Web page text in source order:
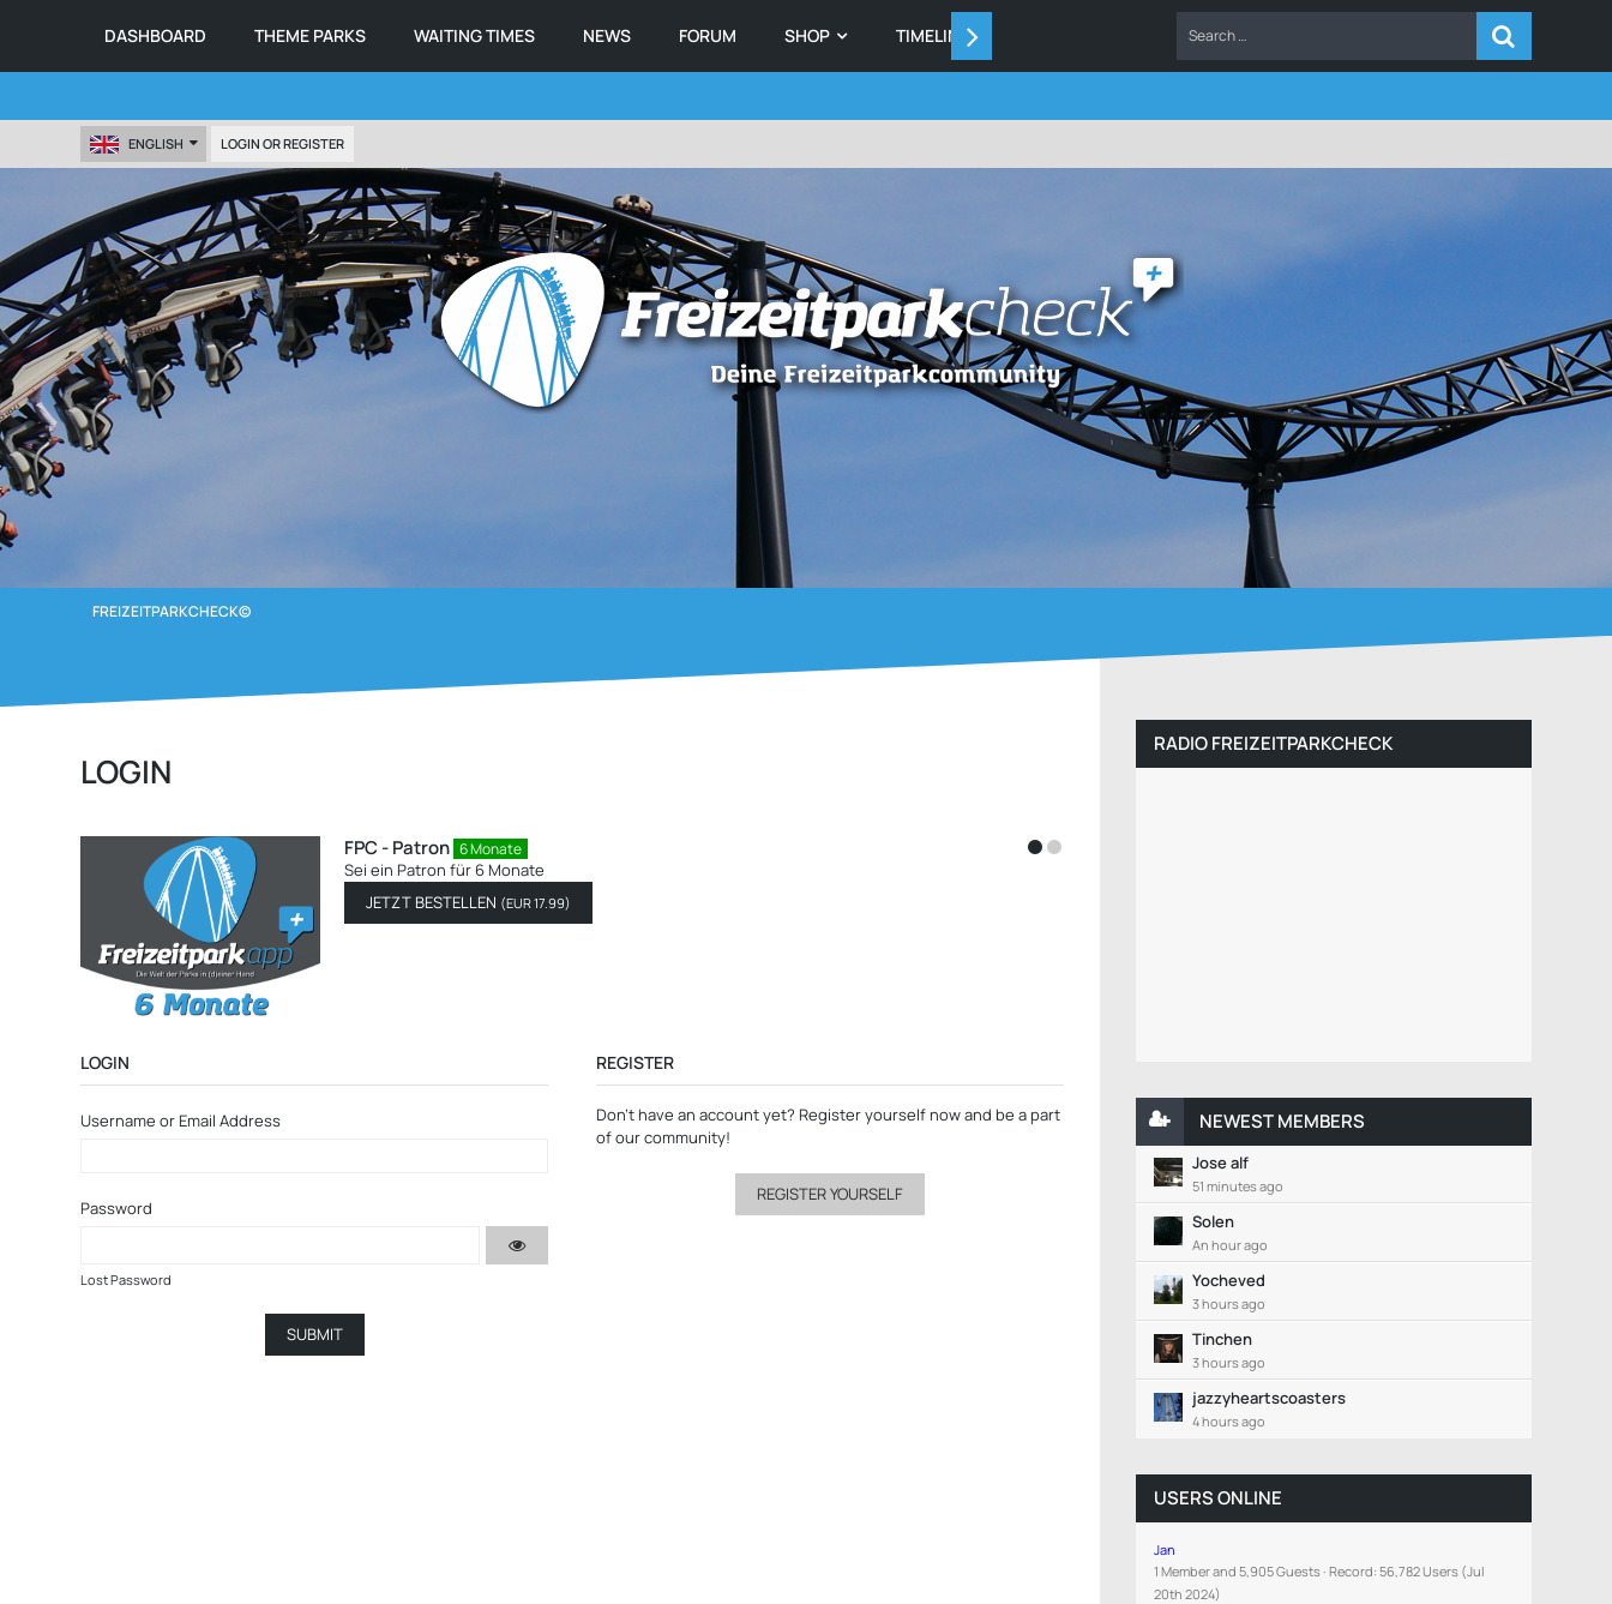
DASHBOARD THEME PARKS WAITING TIMES NEWS FORUM SHOP TIMELINE
ENGLISH LOGIN OR REGISTER
FREIZEITPARKCHECK©
LOGIN
FPC - Patron 12 Monate
Sei ein Patron für 12 Monate
JETZT BESTELLEN (EUR 29.99
LOGIN
Username or Email Address
Password
Lost Password
REGISTER
Don’t have an account yet? Register yourself nowand be a part
of our community!
REGISTER YOURSELF
RADIO FREIZEITPARKCHECK
NEWEST MEMBERS
Jose alf
51 minutes ago
Solen
An hour ago
Yocheved
3 hours ago
Tinchen
3 hours ago
jazzyheartscoasters
4 hours ago
USERS ONLINE
Jan
1 Member and 5,905 Guests Record: 56,782 Users (Jul
20th 2024)